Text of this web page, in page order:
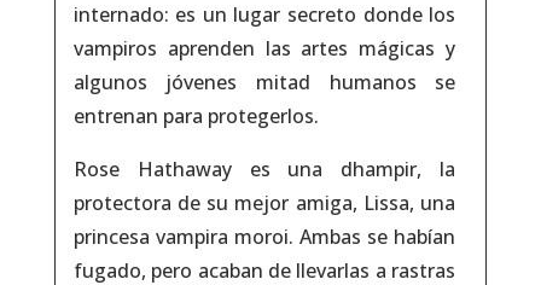
internado: es un lugar secreto donde los
vampiros aprenden las artes mágicas y
algunos jóvenes mitad humanos se
entrenan para protegerlos.
Rose Hathaway es una dhampir, la
protectora de su mejor amiga, Lissa, una
princesa vampira moroi. Ambas se habían
fugado, pero acaban de llevarlas a rastras